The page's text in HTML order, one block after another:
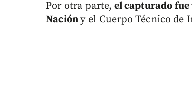
Por otra parte, el capturado
Nacióny el Cuerpo Técnico de